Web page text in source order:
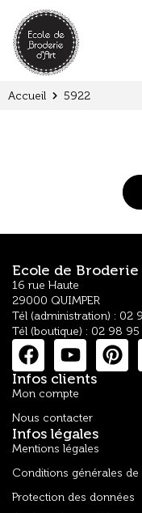
Accueil 5922
Ecole de
16 rue Haute
29000 QUIMPER
Tél (administration) : 02
Tél (boutique) : 02 98
Infos clients
Mon compte
Nous contacter
Infos légales
Mentions légales
Conditions générales de
Protection des données
Panneau de gestion des